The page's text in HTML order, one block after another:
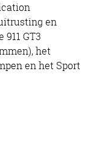
en
GT3
het
en het Sport